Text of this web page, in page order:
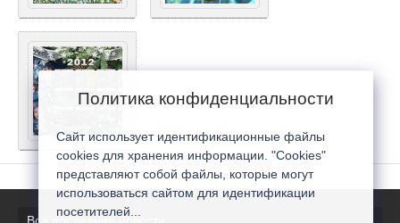
Политика конфиденциальности
Сайт использует идентификационные файлы
cookies для хранения информации. "Cookies"
представляют собой файлы, которые могут
использоваться сайтом для идентификации
посетителей...